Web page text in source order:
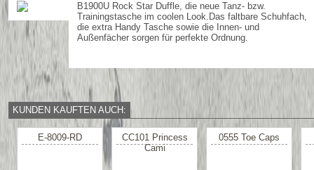
B1900U Rock Star Duffle, die neue Tanz- bzw.
Trainingstasche im coolen Look.Das faltbare Schuhfach,
die extra Handy Tasche sowie die Innen- und
Außenfächer sorgen für perfekte Ordnung.
KUNDEN KAUFTEN AUCH:
E-8009-RD
CC101 Princess
Cami
0555 Toe Caps